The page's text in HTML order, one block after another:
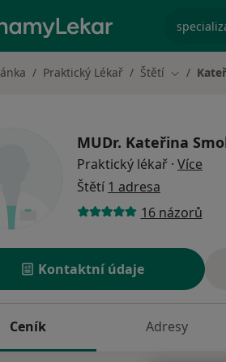
Praktický Lékař Štětí Změna
MUDr. Kateřina
Praktický lékař · Více
Štětí 1 adresa
16 názorů
Kontaktní údaje
Ceník Adresy